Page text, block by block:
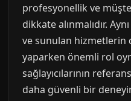
profesyonellik ve
dikkate alınmalıdır.
ve sunulan hizmetlerin
yaparken önemli rol
sağlayıcılarının
daha güvenli bir